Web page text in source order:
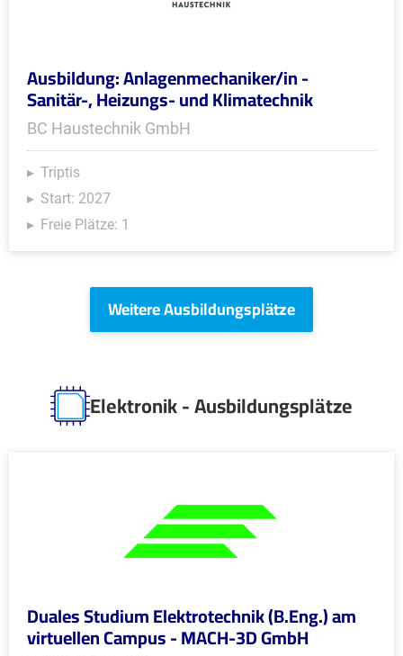
Ausbildung: Anlagenmechaniker/in -
Sanitär-, Heizungs- und Klimatechnik
BC Haustechnik GmbH
Triptis
Start: 2027
Freie Plätze: 1
Weitere Ausbildungsplätze
Elektronik - Ausbildungsplätze
Duales Studium Elektrotechnik (B.Eng.) am
virtuellen Campus - MACH-3D GmbH